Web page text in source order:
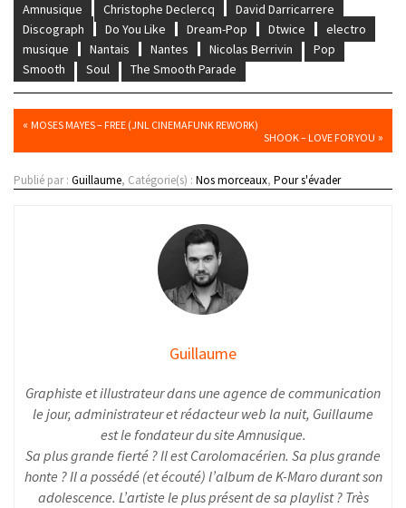
Amnusique Christophe Declercq
David Darricarrere
Discograph
Do You Like Dream-Pop Dtwice
electro
musique
Nantais Nantes Nicolas Berrivin
Pop
Smooth
Soul The Smooth Parade
« MOSES MAYES – FREE (JNL CINEMAFUNK REWORK)
SHOOK – LOVE FOR YOU »
Publié par : Guillaume, Catégorie(s) : Nos morceaux, Pour s'évader
Guillaume
Graphiste et illustrateur dans une agence de communication
le jour, administrateur et rédacteur web la nuit, Guillaume
est le fondateur du site Amnusique.
Sa plus grande fierté ? Il est Carolomacérien. Sa plus grande
honte ? Il a possédé (et écouté) l’album de K-Maro durant son
adolescence. L’artiste le plus présent de sa playlist ? Très